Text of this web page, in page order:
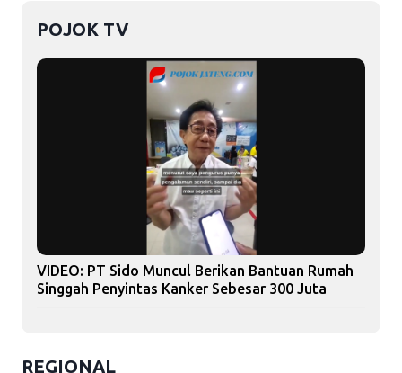
POJOK TV
VIDEO: PT Sido Muncul Berikan Bantuan Rumah
Singgah Penyintas Kanker Sebesar 300 Juta
REGIONAL